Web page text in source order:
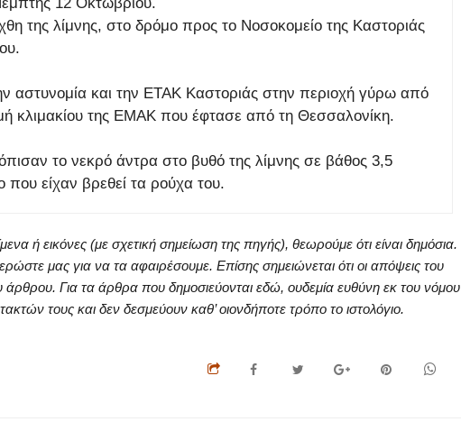
της λίμνης, στο δρόμο προς το Νοσοκομείο της Καστοριάς
αστυνομία και την ΕΤΑΚ Καστοριάς στην περιοχή γύρω από
κλιμακίου της ΕΜΑΚ που έφτασε από τη Θεσσαλονίκη.
το νεκρό άντρα στο βυθό της λίμνης σε βάθος 3,5
είχαν βρεθεί τα ρούχα του.
ή εικόνες (με σχετική σημείωση της πηγής), θεωρούμε ότι είναι δημόσια.
μας για να τα αφαιρέσουμε. Επίσης σημειώνεται ότι οι απόψεις του
άρθρου. Για τα άρθρα που δημοσιεύονται εδώ, ουδεμία ευθύνη εκ του νόμου
τους και δεν δεσμεύουν καθ’ οιονδήποτε τρόπο το ιστολόγιο.